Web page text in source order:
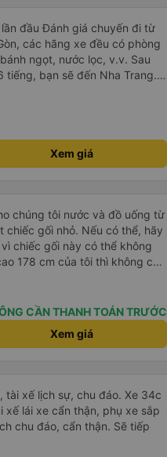
đặc biệt là có gối ôm.
Nchung là phải chấm nhà xe 10 sao mới đủ !!!
đầu Đánh giá chuyến đi từ
các hãng xe đều có phòng
ngọt, nước lọc, v.v. Sau
tiếng, bạn sẽ đến Nha Trang.
dịch vụ đưa đón miễn phí, tuy
viên (nên dùng Google
được hỗ trợ tìm xe đưa đón.
mặc áo Grab mời bạn đi xe
chọn), vì vậy bạn nên đi xe
có trải nghiệm tốt nhất. Hầu
biết tiếng Anh, bạn nên sử
với họ. Hy vọng bài đánh giá
Xem giá
chúng tôi nước và đồ uống từ
chiếc gối nhỏ. Nếu có thể, hãy
chiếc gối này có thể không
178 cm của tôi thì không có
chọn khởi hành từ văn phòng
một chiếc xe buýt lớn mà
giờ, chúng tôi đến nơi sớm
định
CẦN THANH TOÁN TRƯỚC
Xem giá
tài xế lịch sự, chu đáo. Xe 34c
xế lái xe cẩn thận, phụ xe sắp
chu đáo, cẩn thận. Sẽ tiếp